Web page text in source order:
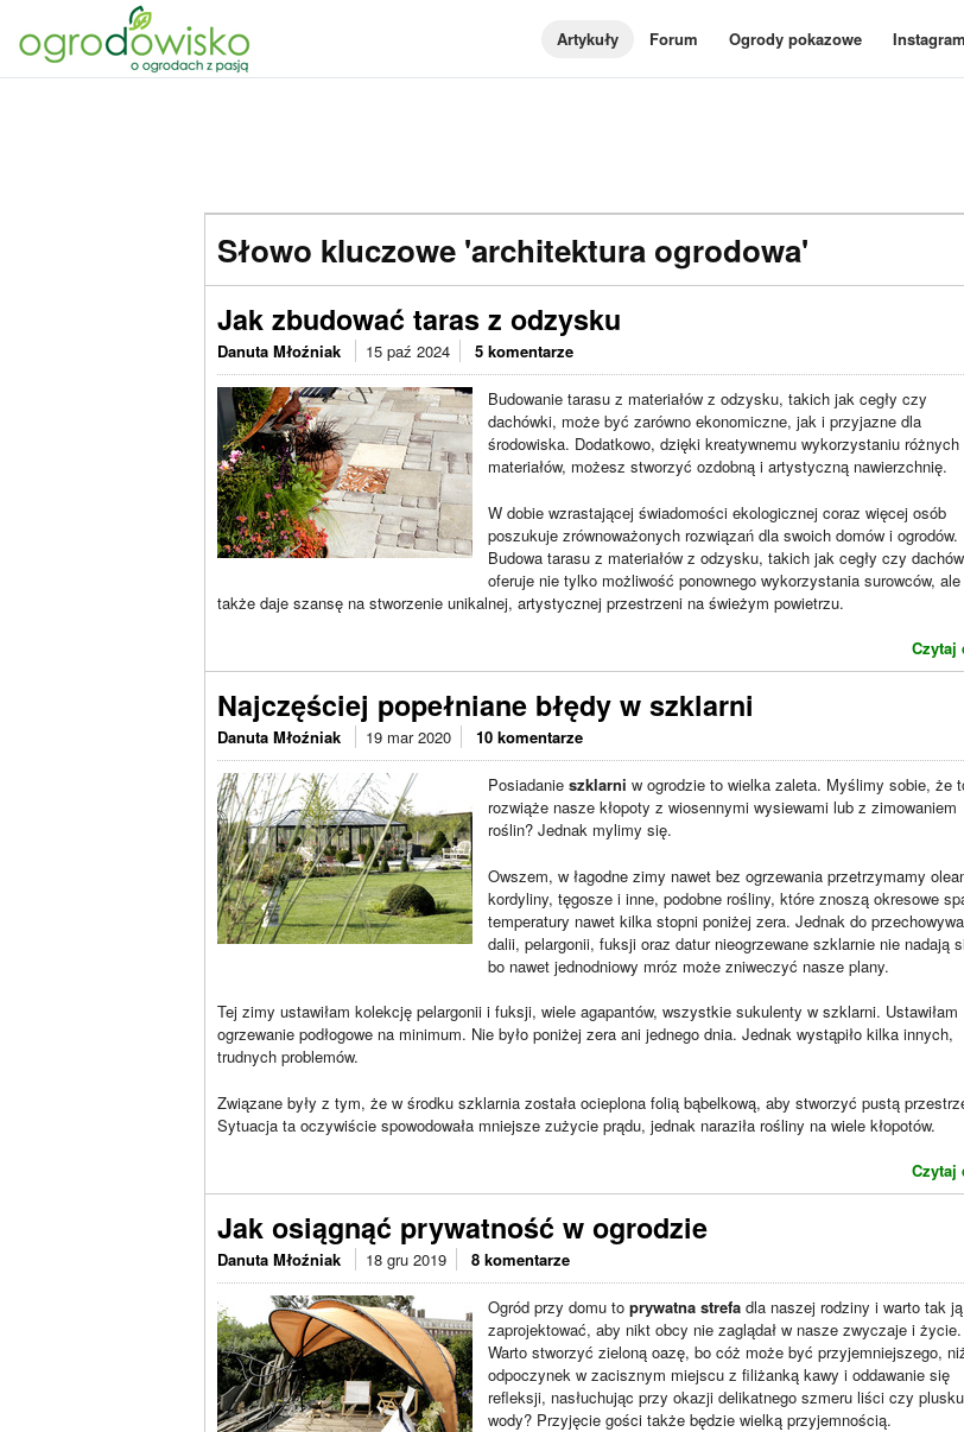
Artykuły Forum Ogrody pokazowe Instagram
Słowo kluczowe 'architektura ogrodowa'
Jak zbudować taras z odzysku
Danuta Młoźniak 15 paź 2024 5 komentarze
Budowanie tarasu z materiałów z odzysku, takich jak cegły czy
dachówki, może być zarówno ekonomiczne, jak i przyjazne dla
środowiska. Dodatkowo, dzięki kreatywnemu wykorzystaniu różnych
materiałów, możesz stworzyć ozdobną i artystyczną nawierzchnię.
W dobie wzrastającej świadomości ekologicznej coraz więcej osób
poszukuje zrównoważonych rozwiązań dla swoich domów i ogrodów.
Budowa tarasu z materiałów z odzysku, takich jak cegły czy
oferuje nie tylko możliwość ponownego wykorzystania surowców, ale
także daje szansę na stworzenie unikalnej, artystycznej przestrzeni na świeżym powietrzu.
Czytaj
Najczęściej popełniane błędy w szklarni
Danuta Młoźniak 19 mar 2020 10 komentarze
Posiadanie szklarni w ogrodzie to wielka zaleta. Myślimy sobie, że
rozwiąże nasze kłopoty z wiosennymi wysiewami lub z zimowaniem
roślin? Jednak mylimy się.
Owszem, w łagodne zimy nawet bez ogrzewania przetrzymamy
kordyliny, tęgosze i inne, podobne rośliny, które znoszą okresowe
temperatury nawet kilka stopni poniżej zera. Jednak do
dalii, pelargonii, fuksji oraz datur nieogrzewane szklarnie nie nadają
bo nawet jednodniowy mróz może zniweczyć nasze plany.
Tej zimy ustawiłam kolekcję pelargonii i fuksji, wiele agapantów, wszystkie sukulenty w szklarni. Ustawiłam
ogrzewanie podłogowe na minimum. Nie było poniżej zera ani jednego dnia. Jednak wystąpiło kilka innych,
trudnych problemów.
Związane były z tym, że w środku szklarnia została ocieplona folią bąbelkową, aby stworzyć pustą
Sytuacja ta oczywiście spowodowała mniejsze zużycie prądu, jednak naraziła rośliny na wiele kłopotów.
Czytaj
Jak osiągnąć prywatność w ogrodzie
Danuta Młoźniak 18 gru 2019 8 komentarze
Ogród przy domu to prywatna strefa dla naszej rodziny i warto tak ją
zaprojektować, aby nikt obcy nie zaglądał w nasze zwyczaje i życie.
Warto stworzyć zieloną oazę, bo cóż może być przyjemniejszego,
odpoczynek w zacisznym miejscu z filiżanką kawy i oddawanie się
refleksji, nasłuchując przy okazji delikatnego szmeru liści czy plusku
wody? Przyjęcie gości także będzie wielką przyjemnością.